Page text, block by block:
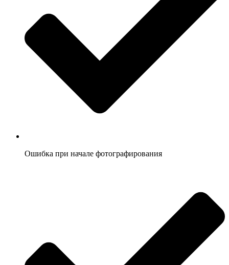
Ошибка при начале фотографирования